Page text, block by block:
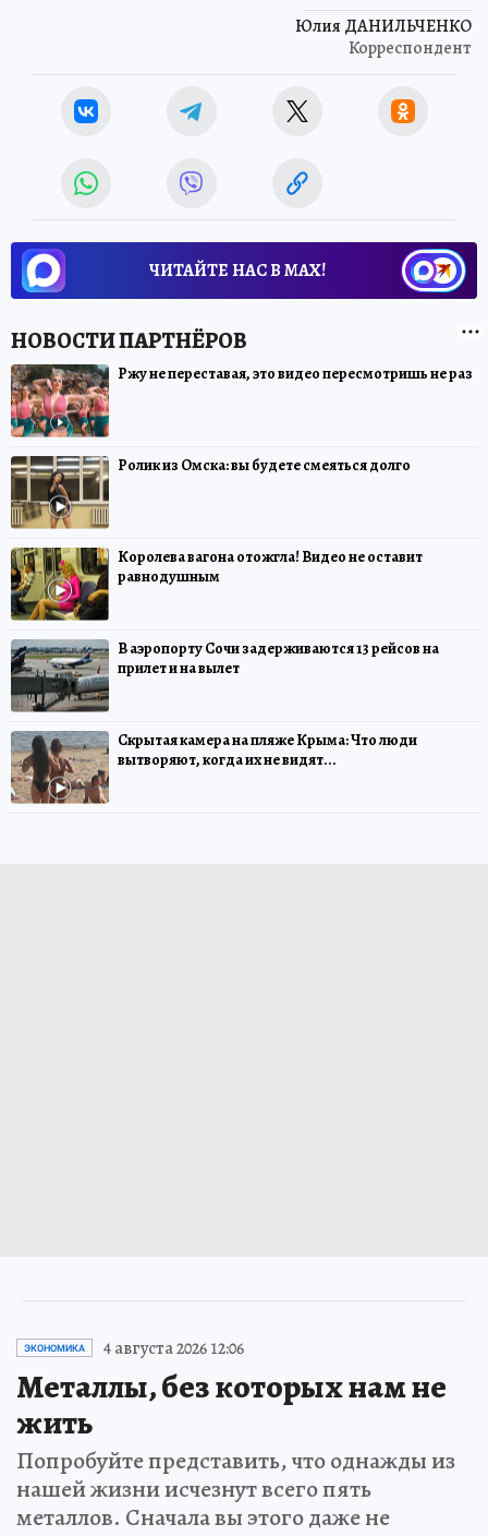
Юлия ДАНИЛЬЧЕНКО
Корреспондент
ЧИТАЙТЕ НАС В МАХ!
Ржу не переставая, это видео пересмотришь не раз
Ролик из Омска: вы будете смеяться долго
Королева вагона отожгла! Видео не оставит
равнодушным
В аэропорту Сочи задерживаются 13 рейсов на
прилет и на вылет
Скрытая камера на пляже Крыма: Что люди
вытворяют, когда их не видят...
ЭКОНОМИКА 4 августа 2026 12:06
Металлы, без которых нам не
жить
Попробуйте представить, что однажды из
нашей жизни исчезнут всего пять
металлов. Сначала вы этого даже не